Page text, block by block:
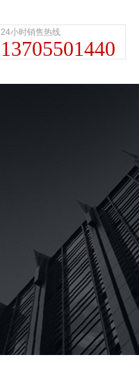
24小时销售热线
13705501440